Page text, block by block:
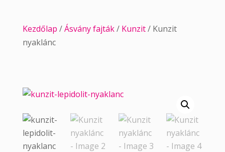
Kezdőlap /Ásvány fajták/ Kunzit/ Kunzit
nyaklánc